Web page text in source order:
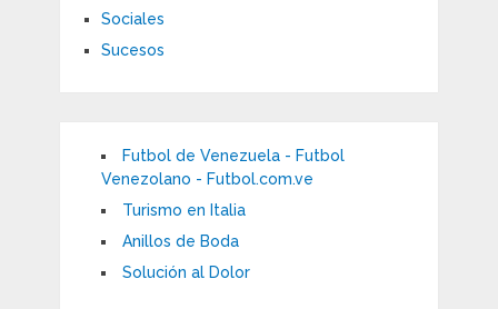
Sociales
Sucesos
Futbol de Venezuela - Futbol
Venezolano - Futbol.com.ve
Turismo en Italia
Anillos de Boda
Solución al Dolor